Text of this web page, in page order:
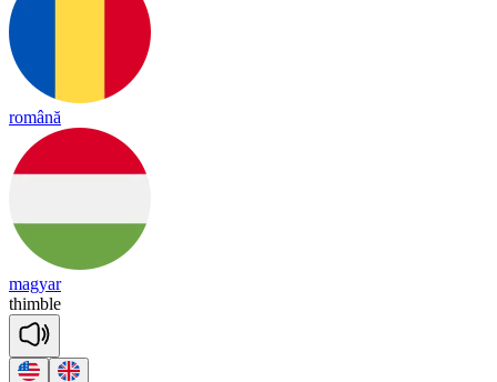
română
magyar
thimble